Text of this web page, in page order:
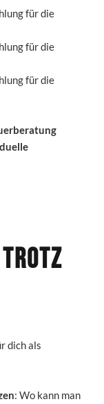
für die
für die
für die
trotz
dich als
: Wo kann man